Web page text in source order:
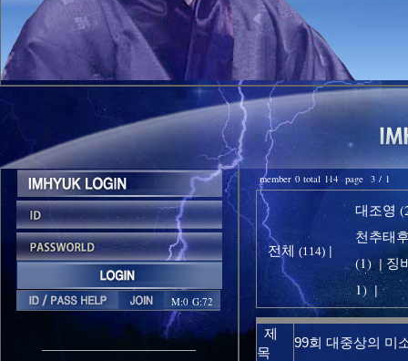
M:0 G:72
member 0 total 114 page 3 / 1
전체 (114) |
대조영
천추태
(1) | 징
1) |
제
목
99회 대중상의 미